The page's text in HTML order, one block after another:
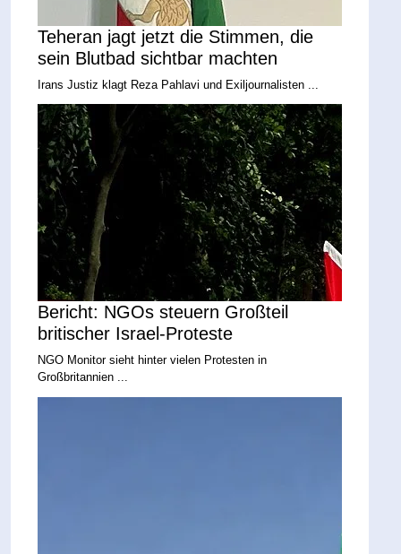
Teheran jagt jetzt die Stimmen, die
sein Blutbad sichtbar machten
Irans Justiz klagt Reza Pahlavi und Exiljournalisten ...
Bericht: NGOs steuern Großteil
britischer Israel-Proteste
NGO Monitor sieht hinter vielen Protesten in
Großbritannien ...